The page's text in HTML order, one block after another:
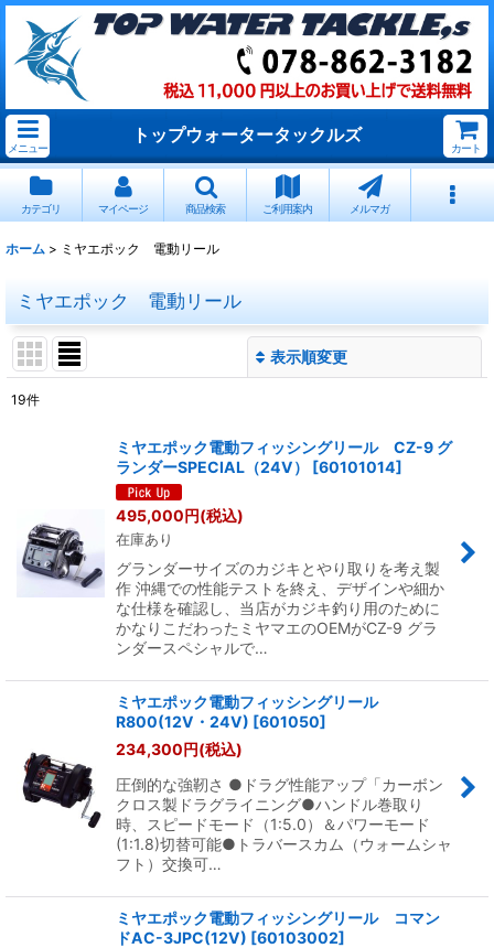
メニュー
トップウォータータックルズ
カート
カテゴリ マイページ 商品検索 ご利用案内 メルマガ
ホーム > ミヤエポック 電動リール
ミヤエポック 電動リール
表示順変更
並び順:
絞り込む
19件
ミヤエポック電動フィッシングリール CZ-9 グ
ランダーSPECIAL（24V）
[60101014]
495,000円(税込)
在庫あり
グランダーサイズのカジキとやり取りを考え製
作 沖縄での性能テストを終え、デザインや細か
な仕様を確認し、当店がカジキ釣り用のために
かなりこだわったミヤマエのOEMがCZ-9 グラ
ンダースペシャルで…
ミヤエポック電動フィッシングリール
R800(12V・24V) [601050]
234,300円(税込)
圧倒的な強靭さ ●ドラグ性能アップ「カーボン
クロス製ドラグライニング●ハンドル巻取り
時、スピードモード（1:5.0）＆パワーモード
(1:1.8)切替可能●トラバースカム（ウォームシャ
フト）交換可…
ミヤエポック電動フィッシングリール コマン
ドAC-3JPC(12V) [60103002]